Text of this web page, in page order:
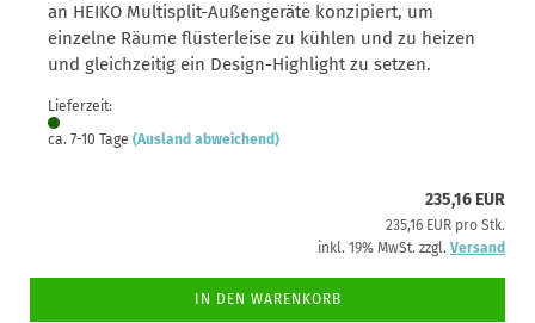
an HEIKO Multisplit-Außengeräte konzipiert, um
einzelne Räume flüsterleise zu kühlen und zu heizen
und gleichzeitig ein Design-Highlight zu setzen.
Lieferzeit:
ca. 7-10 Tage (Ausland abweichend)
235,16 EUR
235,16 EUR pro Stk.
inkl. 19% MwSt. zzgl. Versand
IN DEN WARENKORB